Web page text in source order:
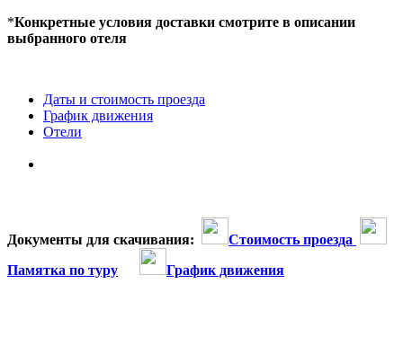
*Конкретные условия доставки смотрите в описании
выбранного отеля
Даты и стоимость проезда
График движения
Отели
Документы для скачивания:
Стоимость проезда
Памятка по туру
График движения